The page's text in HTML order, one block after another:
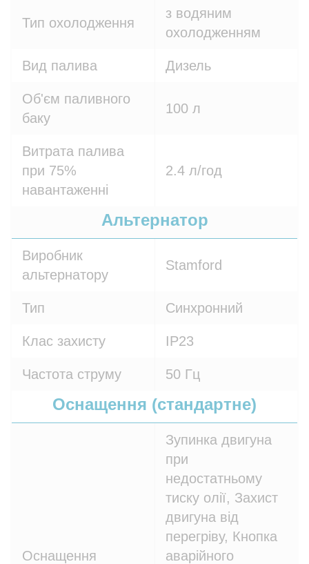
Тип охолодження
з водяним
охолодженням
Вид палива Дизель
Об'єм паливного
баку
100 л
Витрата палива
при 75%
навантаженні
2.4 л/год
Альтернатор
Виробник
альтернатору
Stamford
Тип Синхронний
Клас захисту IP23
Частота струму 50 Гц
Оснащення (стандартне)
Оснащення
Зупинка двигуна
при
недостатньому
тиску олії, Захист
двигуна від
перегріву, Кнопка
аварійного